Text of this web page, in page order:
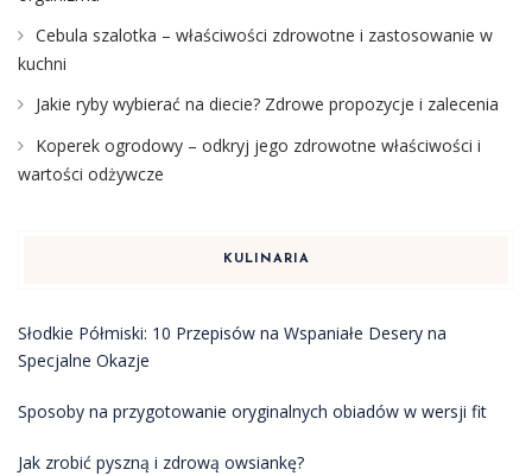
Cebula szalotka – właściwości zdrowotne i zastosowanie w
kuchni
Jakie ryby wybierać na diecie? Zdrowe propozycje i zalecenia
Koperek ogrodowy – odkryj jego zdrowotne właściwości i
wartości odżywcze
KULINARIA
Słodkie Półmiski: 10 Przepisów na Wspaniałe Desery na
Specjalne Okazje
Sposoby na przygotowanie oryginalnych obiadów w wersji fit
Jak zrobić pyszną i zdrową owsiankę?